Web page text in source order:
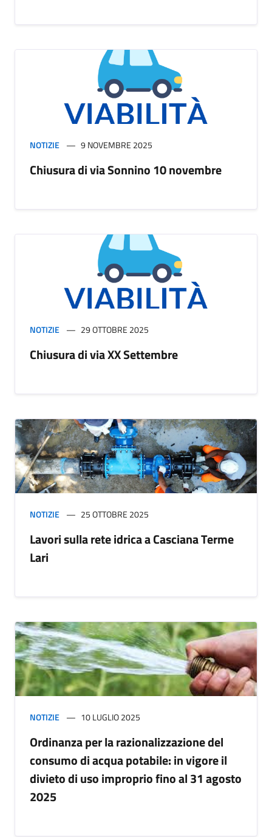
NOTIZIE 9 NOVEMBRE 2025
Chiusura di via Sonnino 10 novembre
NOTIZIE 29 OTTOBRE 2025
Chiusura di via XX Settembre
NOTIZIE 25 OTTOBRE 2025
Lavori sulla rete idrica a Casciana Terme
Lari
NOTIZIE 10 LUGLIO 2025
Ordinanza per la razionalizzazione del
consumo di acqua potabile: in vigore il
divieto di uso improprio fino al 31 agosto
2025